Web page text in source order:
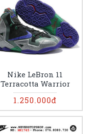
Nike LeBron 11
Terracotta Warrior
1.250.000đ